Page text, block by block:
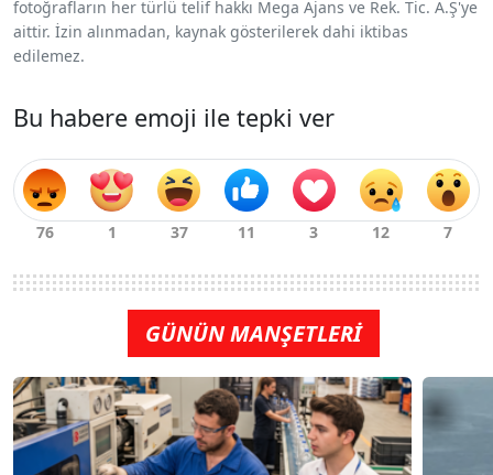
fotoğrafların her türlü telif hakkı Mega Ajans ve Rek. Tic. A.Ş'ye
aittir. İzin alınmadan, kaynak gösterilerek dahi iktibas
edilemez.
Bu habere emoji ile tepki ver
GÜNÜN MANŞETLERİ